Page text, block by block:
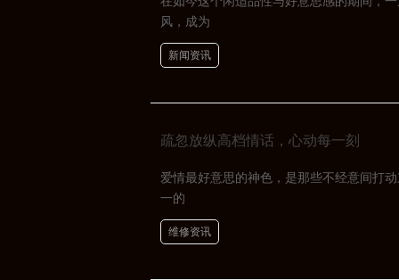
风，成为
新闻资讯
疏忽放纵高档情话，心动每一刻
爱情最好意思的神色，是那些不经意间打
一的
维修资讯